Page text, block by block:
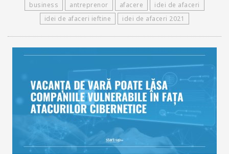
business antreprenor afacere
idei de afaceri
idei de afaceri ieftine
idei de afaceri 2021